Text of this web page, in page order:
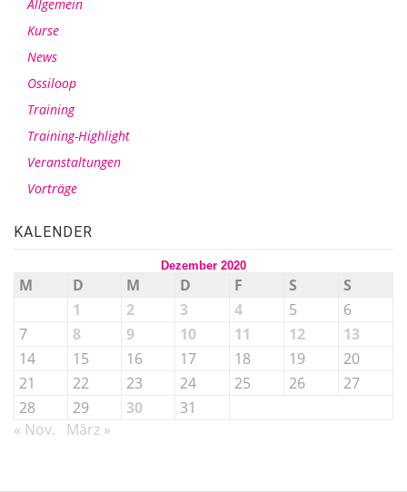
Allgemein
Kurse
News
Ossiloop
Training
Training-Highlight
Veranstaltungen
Vorträge
KALENDER
Dezember 2020
M D M D F S
S
1
2 3 4 5
6
7
8 9 10 11 12
13
14
15 16 17 18 19
20
21
22 23 24 25 26
27
28
29 30
31
« Nov.
März »